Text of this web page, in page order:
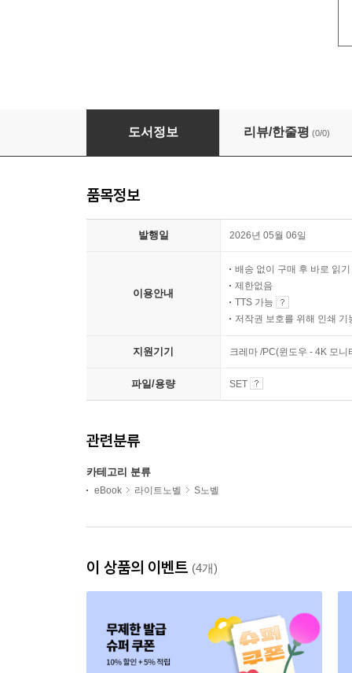
[묶음] 전생했더니 검이었습니다 (총19권/미완
도서정보 리뷰/한줄평 (0/0)
품목정보
발행일 2026년 05월 06일
이용안내
배송 없이 구매 후 바로 읽기
제한없음
TTS 가능
저작권 보호를 위해 인쇄 기
지원기기 크레마 /PC(윈도우 - 4K 모
파일/용량 SET
관련분류
카테고리 분류
eBook 라이트노벨 S노벨
이 상품의 이벤트 (4개)